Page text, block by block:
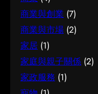
資源花在真正合適
值所在。 結語 說到
是保持理性、做足
判斷。願這篇文章
選擇時更有信心。
情，有助找到最切
相關資訊，可以參
介紹。 腳腫 解決是
第一步是建立正確
於資訊不足或一知
本質與背景，是值
解腳腫 解決的關鍵
何選擇 在考慮試管
要出發，比較不同
價錢或表面資訊。
有助找到最切合需
資訊，可以參考試
紹。 試管嬰兒是甚
步是建立正確的基
商業與創業 (7)
商業與市場 (2)
家居 (1)
家庭與親子關係 (2)
家政服務 (1)